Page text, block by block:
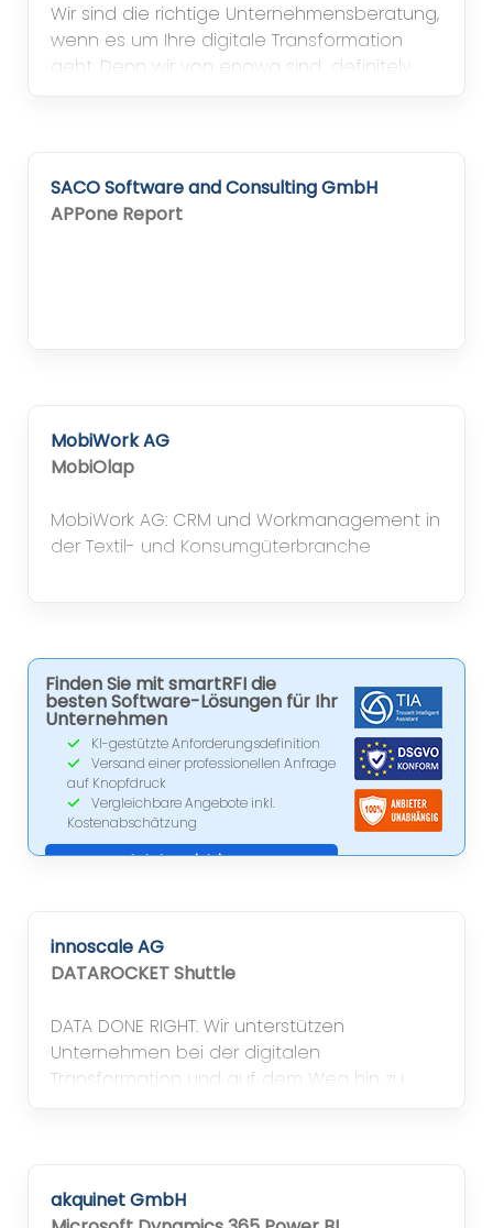
Wir sind die richtige Unternehmensberatung,
wenn es um Ihre digitale Transformation
geht. Denn wir von enowa sind „definitely
SACO Software and Consulting GmbH
APPone Report
MobiWork AG
MobiOlap
MobiWork AG: CRM und Workmanagement in
der Textil- und Konsumgüterbranche
Finden Sie mit smartRFI die
besten Software-Lösungen für Ihr
Unternehmen
KI-gestützte Anforderungsdefinition
Versand einer professionellen Anfrage
auf Knopfdruck
Vergleichbare Angebote inkl.
Kostenabschätzung
Jetzt registrieren
innoscale AG
DATAROCKET Shuttle
DATA DONE RIGHT. Wir unterstützen
Unternehmen bei der digitalen
Transformation und auf dem Weg hin zu
akquinet GmbH